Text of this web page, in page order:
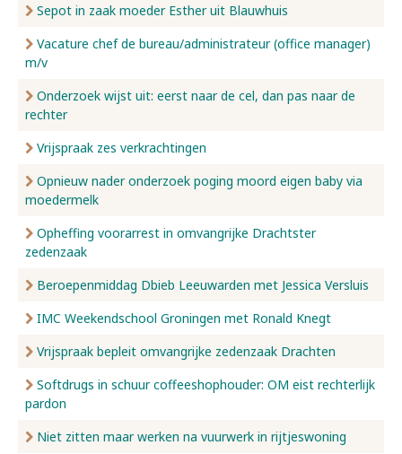
Sepot in zaak moeder Esther uit Blauwhuis
Vacature chef de bureau/administrateur (office manager)
m/v
Onderzoek wijst uit: eerst naar de cel, dan pas naar de
rechter
Vrijspraak zes verkrachtingen
Opnieuw nader onderzoek poging moord eigen baby via
moedermelk
Opheffing voorarrest in omvangrijke Drachtster
zedenzaak
Beroepenmiddag Dbieb Leeuwarden met Jessica Versluis
IMC Weekendschool Groningen met Ronald Knegt
Vrijspraak bepleit omvangrijke zedenzaak Drachten
Softdrugs in schuur coffeeshophouder: OM eist rechterlijk
pardon
Niet zitten maar werken na vuurwerk in rijtjeswoning